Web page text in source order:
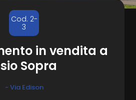
Cod. 2-
3
in vendita a
Sopra
- Via Edison